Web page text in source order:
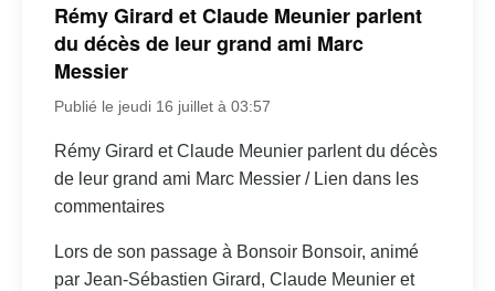
Rémy Girard et Claude Meunier parlent
du décès de leur grand ami Marc
Messier
Publié le jeudi 16 juillet à 03:57
Rémy Girard et Claude Meunier parlent du décès
de leur grand ami Marc Messier / Lien dans les
commentaires
Lors de son passage à Bonsoir Bonsoir, animé
par Jean-Sébastien Girard, Claude Meunier et